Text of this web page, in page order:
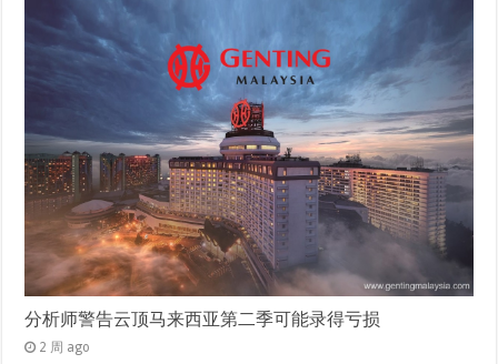
分析师警告云顶马来西亚第二季可能录得亏损
2 周 ago